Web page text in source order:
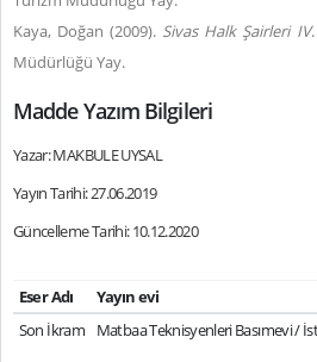
Kaya, Doğan (2009). Sivas Halk Şairleri IV
Müdürlüğü Yay.
Madde Yazım Bilgileri
Yazar: MAKBULE UYSAL
Yayın Tarihi: 27.06.2019
Güncelleme Tarihi: 10.12.2020
Eser Adı Yayın evi
Son İkram
Matbaa Teknisyenleri Basımevi /